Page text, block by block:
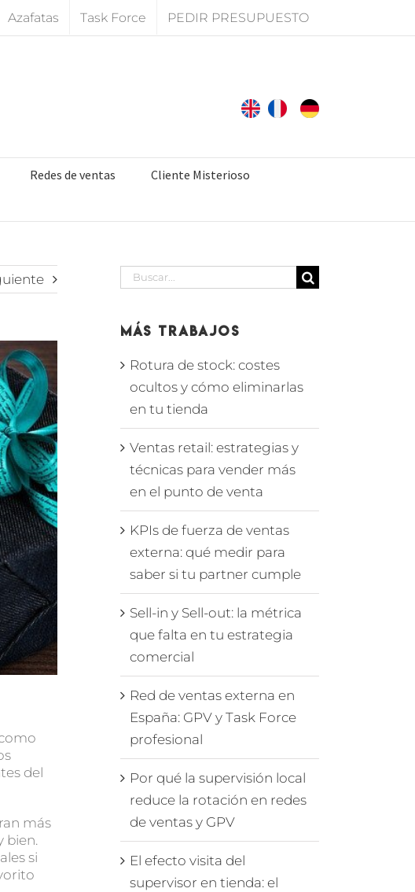
Azafatas Task Force PEDIR PRESUPUESTO
Redes de ventas
Cliente Misterioso
del
más
bien.
si
Buscar:
Más Trabajos
Rotura de stock: costes
ocultos y cómo eliminarlas
en tu tienda
Ventas retail: estrategias y
técnicas para vender más
en el punto de venta
KPIs de fuerza de ventas
externa: qué medir para
saber si tu partner cumple
Sell-in y Sell-out: la métrica
que falta en tu estrategia
comercial
Red de ventas externa en
España: GPV y Task Force
profesional
Por qué la supervisión local
reduce la rotación en redes
de ventas y GPV
El efecto visita del
supervisor en tienda: el